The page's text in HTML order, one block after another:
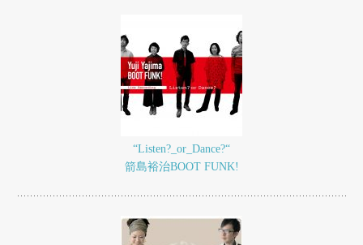
“Listen?_or_Dance?“
箭島裕治BOOT FUNK!